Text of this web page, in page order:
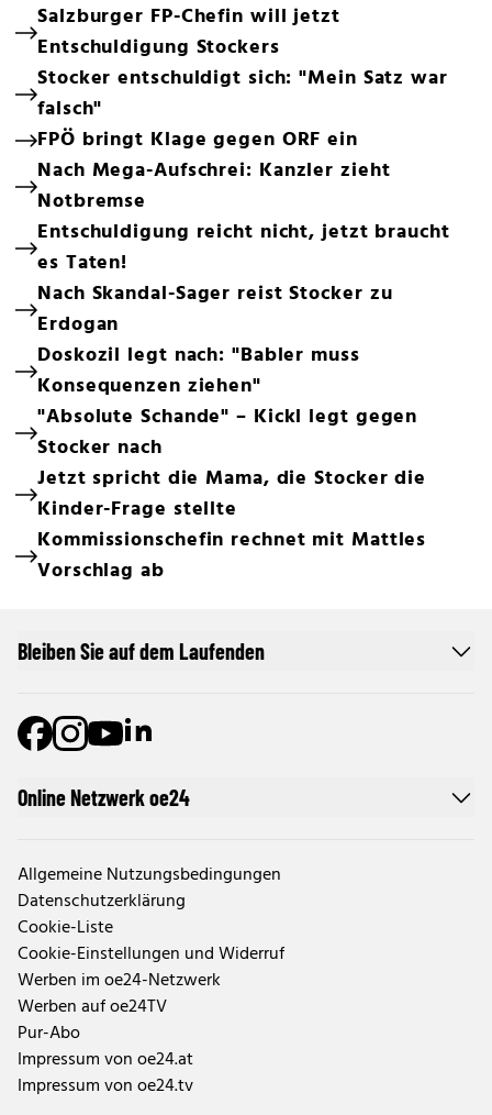
Salzburger FP-Chefin will jetzt
Entschuldigung Stockers
Stocker entschuldigt sich: "Mein Satz war
falsch"
FPÖ bringt Klage gegen ORF ein
Nach Mega-Aufschrei: Kanzler zieht
Notbremse
Entschuldigung reicht nicht, jetzt braucht
es Taten!
Nach Skandal-Sager reist Stocker zu
Erdogan
Doskozil legt nach: "Babler muss
Konsequenzen ziehen"
"Absolute Schande" – Kickl legt gegen
Stocker nach
Jetzt spricht die Mama, die Stocker die
Kinder-Frage stellte
Kommissionschefin rechnet mit Mattles
Vorschlag ab
Online Netzwerk oe24
Allgemeine Nutzungsbedingungen
Datenschutzerklärung
Cookie-Liste
Cookie-Einstellungen und Widerruf
Werben im oe24-Netzwerk
Werben auf oe24TV
Pur-Abo
Impressum von oe24.at
Impressum von oe24.tv
Bleiben Sie auf dem Laufenden